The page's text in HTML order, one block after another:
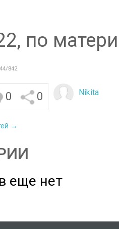
по
842
0 0 Nikita
→
еще нет